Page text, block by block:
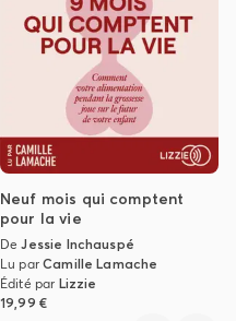
Neuf mois qui comptent
pour la vie
DeJessie Inchauspé
Lu parCamille Lamache
Édité par Lizzie
19,99 €